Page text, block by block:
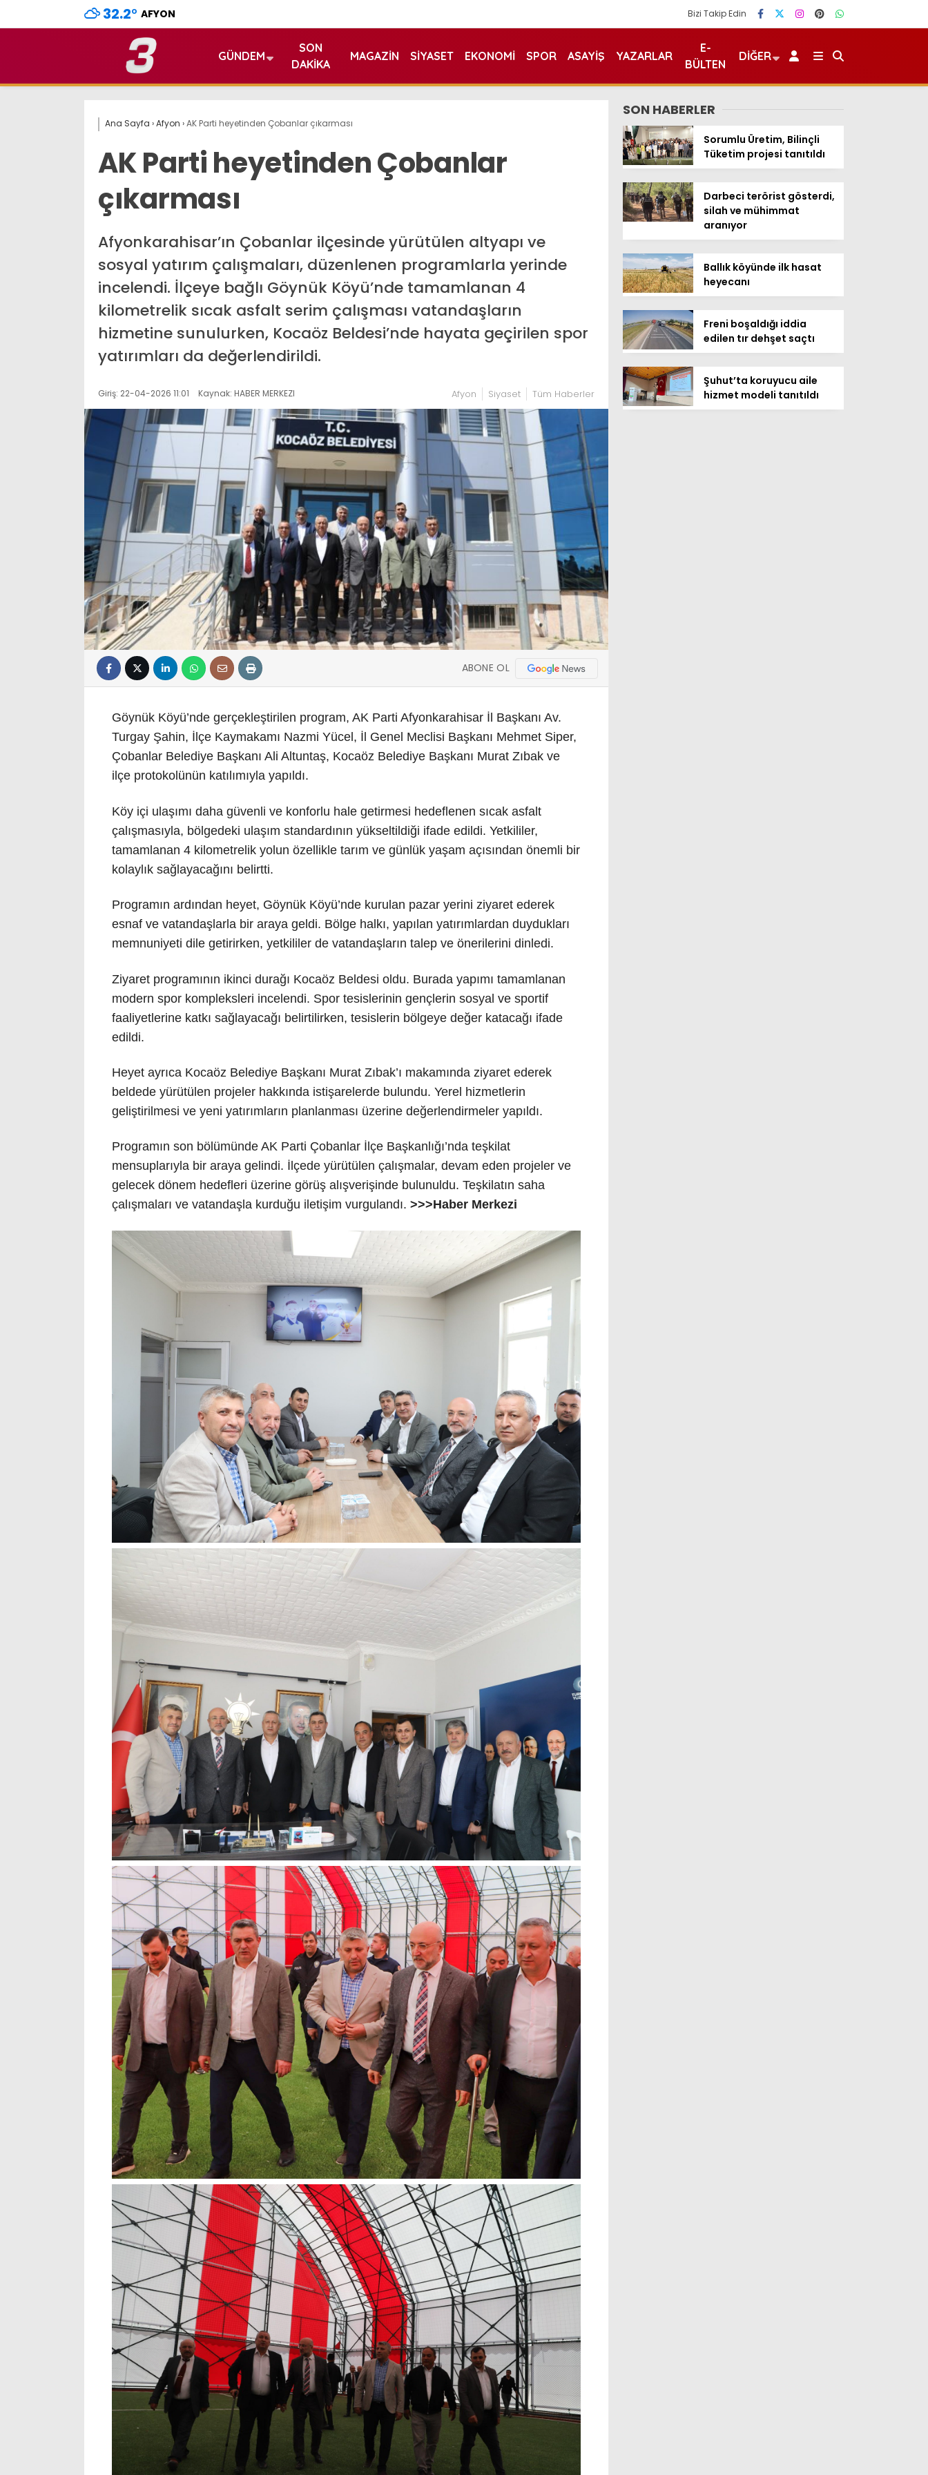
32.2° AFYON Bizi Takip Edin
GÜNDEM
SON
DAKIKA
MAGAZIN SIYASET EKONOMI SPOR ASAYIŞ YAZARLAR
E-
BÜLTEN
DIĞER
Ana Sayfa ›Afyon ›AK Parti heyetinden Çobanlar çıkarması
AK Parti heyetinden Çobanlar
çıkarması
Afyonkarahisar’ın Çobanlar ilçesinde yürütülen altyapı ve
sosyal yatırım çalışmaları, düzenlenen programlarla yerinde
incelendi. İlçeye bağlı Göynük Köyü’nde tamamlanan 4
kilometrelik sıcak asfalt serim çalışması vatandaşların
hizmetine sunulurken, Kocaöz Beldesi’nde hayata geçirilen spor
yatırımları da değerlendirildi.
Giriş: 22-04-2026 11:01 Kaynak: HABER MERKEZI Afyon Siyaset Tüm Haberler
ABONE OL
Göynük Köyü’nde gerçekleştirilen program, AK Parti Afyonkarahisar İl Başkanı Av.
Turgay Şahin, İlçe Kaymakamı Nazmi Yücel, İl Genel Meclisi Başkanı Mehmet Siper,
Çobanlar Belediye Başkanı Ali Altuntaş, Kocaöz Belediye Başkanı Murat Zıbak ve
ilçe protokolünün katılımıyla yapıldı.
Köy içi ulaşımı daha güvenli ve konforlu hale getirmesi hedeflenen sıcak asfalt
çalışmasıyla, bölgedeki ulaşım standardının yükseltildiği ifade edildi. Yetkililer,
tamamlanan 4 kilometrelik yolun özellikle tarım ve günlük yaşam açısından önemli bir
kolaylık sağlayacağını belirtti.
Programın ardından heyet, Göynük Köyü’nde kurulan pazar yerini ziyaret ederek
esnaf ve vatandaşlarla bir araya geldi. Bölge halkı, yapılan yatırımlardan duydukları
memnuniyeti dile getirirken, yetkililer de vatandaşların talep ve önerilerini dinledi.
Ziyaret programının ikinci durağı Kocaöz Beldesi oldu. Burada yapımı tamamlanan
modern spor kompleksleri incelendi. Spor tesislerinin gençlerin sosyal ve sportif
faaliyetlerine katkı sağlayacağı belirtilirken, tesislerin bölgeye değer katacağı ifade
edildi.
Heyet ayrıca Kocaöz Belediye Başkanı Murat Zıbak’ı makamında ziyaret ederek
beldede yürütülen projeler hakkında istişarelerde bulundu. Yerel hizmetlerin
geliştirilmesi ve yeni yatırımların planlanması üzerine değerlendirmeler yapıldı.
Programın son bölümünde AK Parti Çobanlar İlçe Başkanlığı’nda teşkilat
mensuplarıyla bir araya gelindi. İlçede yürütülen çalışmalar, devam eden projeler ve
gelecek dönem hedefleri üzerine görüş alışverişinde bulunuldu. Teşkilatın saha
çalışmaları ve vatandaşla kurduğu iletişim vurgulandı. >>>Haber Merkezi
SON HABERLER
Sorumlu Üretim, Bilinçli
Tüketim projesi tanıtıldı
Darbeci terörist gösterdi,
silah ve mühimmat
aranıyor
Ballık köyünde ilk hasat
heyecanı
Freni boşaldığı iddia
edilen tır dehşet saçtı
Şuhut’ta koruyucu aile
hizmet modeli tanıtıldı